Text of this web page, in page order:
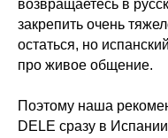
возвращаетесь в
закрепить очень
остаться, но
про живое общение.
Поэтому наша
DELE сразу в Испании